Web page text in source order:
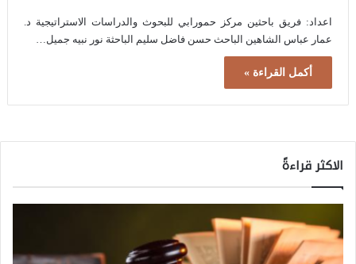
اعداد: فريق باحثين مركز حمورابي للبحوث والدراسات الاستراتيجية د.
عمار عباس الشاهين الباحث حسن فاضل سليم الباحثة نور نبيه جميل…
أكمل القراءة »
الاكثر قراءةً